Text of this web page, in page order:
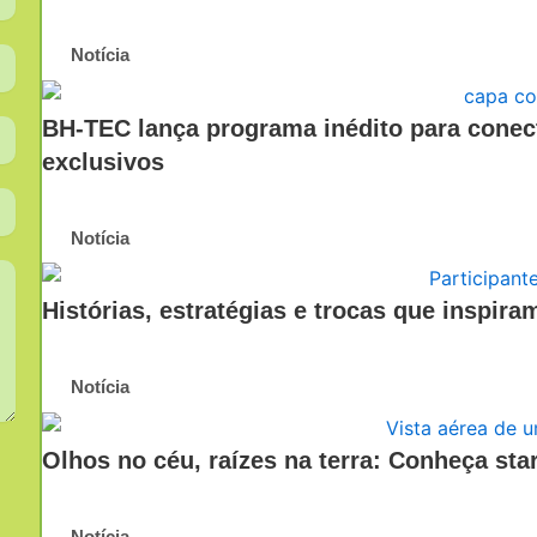
Notícia
BH-TEC lança programa inédito para
exclusivos
Notícia
Histórias, estratégias e trocas que
Notícia
Olhos no céu, raízes na terra: Conheça